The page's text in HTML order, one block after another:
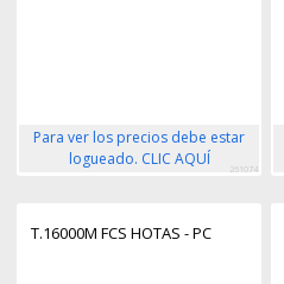
Para ver los precios debe estar
logueado. CLIC AQUÍ
261074
T.16000M FCS HOTAS - PC